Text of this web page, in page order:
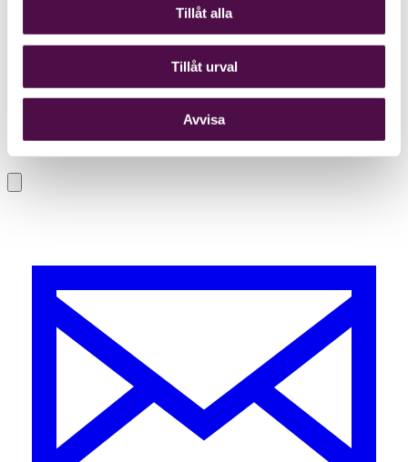
Tillåt alla
Tillåt urval
Avvisa